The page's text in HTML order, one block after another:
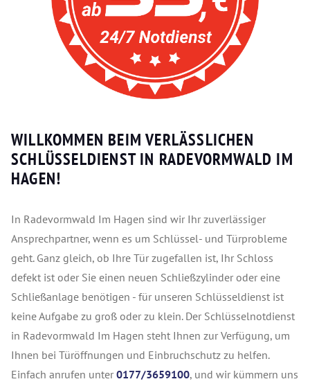
WILLKOMMEN BEIM VERLÄSSLICHEN
SCHLÜSSELDIENST IN RADEVORMWALD IM
HAGEN!
In Radevormwald Im Hagen sind wir Ihr zuverlässiger
Ansprechpartner, wenn es um Schlüssel- und Türprobleme
geht. Ganz gleich, ob Ihre Tür zugefallen ist, Ihr Schloss
defekt ist oder Sie einen neuen Schließzylinder oder eine
Schließanlage benötigen - für unseren Schlüsseldienst ist
keine Aufgabe zu groß oder zu klein. Der Schlüsselnotdienst
in Radevormwald Im Hagen steht Ihnen zur Verfügung, um
Ihnen bei Türöffnungen und Einbruchschutz zu helfen.
Einfach anrufen unter 0177/3659100, und wir kümmern uns